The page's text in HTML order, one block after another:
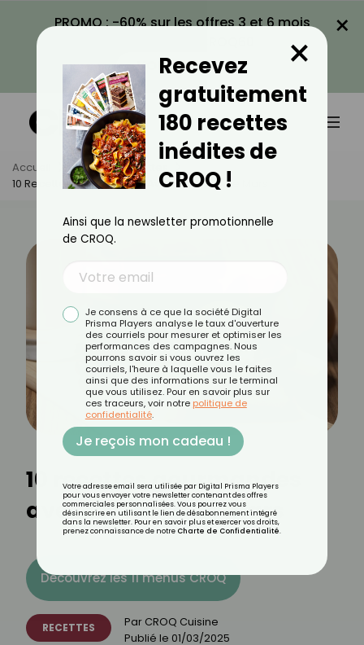
PROMO : -60% sur les offres 3 et 6 mois
VOIR LA PROMO
×
Accueil Actus
Recettes
10 Recettes Gourmandes Avec Les Fruits De Mars
10 recettes gourmandes
avec les fruits de mars
Découvrez les 11 menus CROQ
RECETTES Par CROQ Cuisine
Publié le 01/03/2025
Recevez
gratuitement
180 recettes
inédites de
CROQ !
×
Ainsi que la newsletter promotionnelle
de CROQ.
Je consens à ce que la société Digital
Prisma Players analyse le taux d'ouverture
des courriels pour mesurer et optimiser les
performances des campagnes. Nous
pourrons savoir si vous ouvrez les
courriels, l'heure à laquelle vous le faites
ainsi que des informations sur le terminal
que vous utilisez. Pour en savoir plus sur
ces traceurs, voir notre politique de
confidentialité.
Je reçois mon cadeau !
Votre adresse email sera utilisée par Digital Prisma Players
pour vous envoyer votre newsletter contenant des offres
commerciales personnalisées. Vous pourrez vous
désinscrire en utilisant le lien de désabonnement intégré
dans la newsletter. Pour en savoir plus et exercer vos droits,
prenez connaissance de notre Charte de Confidentialité.